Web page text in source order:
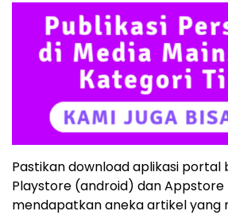
Pastikan download aplikasi portal
Playstore (android) dan
mendapatkan aneka artikel yang